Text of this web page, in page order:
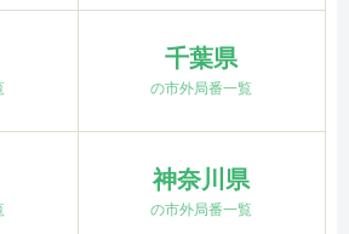
千葉県
の市外局番一覧
神奈川県
の市外局番一覧